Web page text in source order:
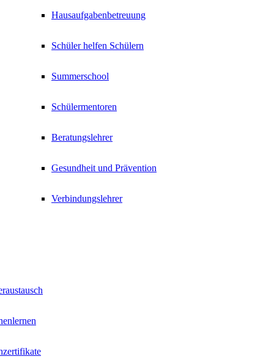
Hausaufgabenbetreuung
Schüler helfen Schülern
Summerschool
Schülermentoren
Beratungslehrer
Gesundheit und Prävention
Verbindungslehrer